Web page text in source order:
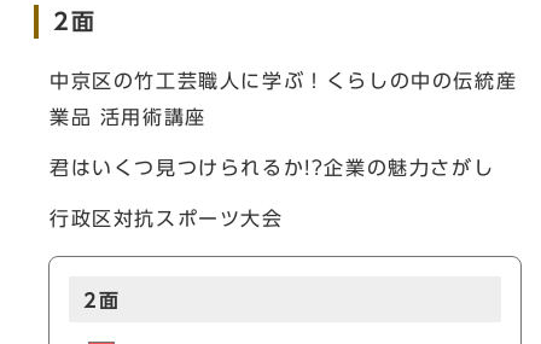
2面
中京区の竹工芸職人に学ぶ！くらしの中の伝統産
業品 活用術講座
君はいくつ見つけられるか!?企業の魅力さがし
行政区対抗スポーツ大会
2面